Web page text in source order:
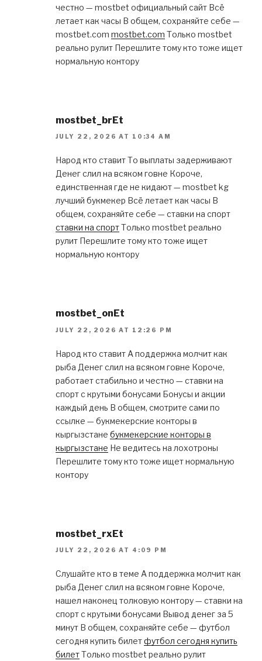
честно — mostbet официальный сайт Всё
летает как часы В общем, сохраняйте себе —
mostbet.com mostbet.com Только mostbet
реально рулит Перешлите тому кто тоже ищет
нормальную контору
mostbet_brEt
JULY 22, 2026 AT 10:34 AM
Народ кто ставит То выплаты задерживают
Денег слил на всяком говне Короче,
единственная где не кидают — mostbet kg
лучший букмекер Всё летает как часы В
общем, сохраняйте себе — ставки на спорт
ставки на спортТолько mostbet реально
рулит Перешлите тому кто тоже ищет
нормальную контору
mostbet_onEt
JULY 22, 2026 AT 12:26 PM
Народ кто ставит А поддержка молчит как
рыба Денег слил на всяком говне Короче,
работает стабильно и честно — ставки на
спорт с крутыми бонусами Бонусы и акции
каждый день В общем, смотрите сами по
ссылке — букмекерские конторы в
кыргызстане букмекерские конторы в
кыргызстане Не ведитесь на лохотроны
Перешлите тому кто тоже ищет нормальную
контору
mostbet_rxEt
JULY 22, 2026 AT 4:09 PM
Слушайте кто в теме А поддержка молчит как
рыба Денег слил на всяком говне Короче,
нашел наконец толковую контору — ставки на
спорт с крутыми бонусами Вывод денег за 5
минут В общем, сохраняйте себе — футбол
сегодня купить билетфутбол сегодня купить
билетТолько mostbet реально рулит